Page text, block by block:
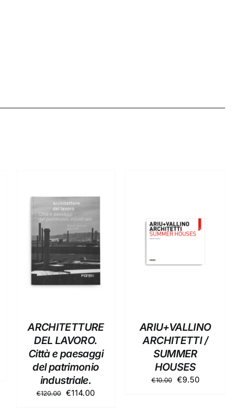
AGGIUNGI AL
CARRELLO
/
DETTAGLI
ARCHITETTURE
DEL LAVORO.
Città e paesaggi
del patrimonio
industriale.
€120.00 Il
€114.00Il
AGGIUNGI AL
ARIU+VALLINO
ARCHITETTI /
SUMMER
HOUSES
€10.00
Il
€9.50Il